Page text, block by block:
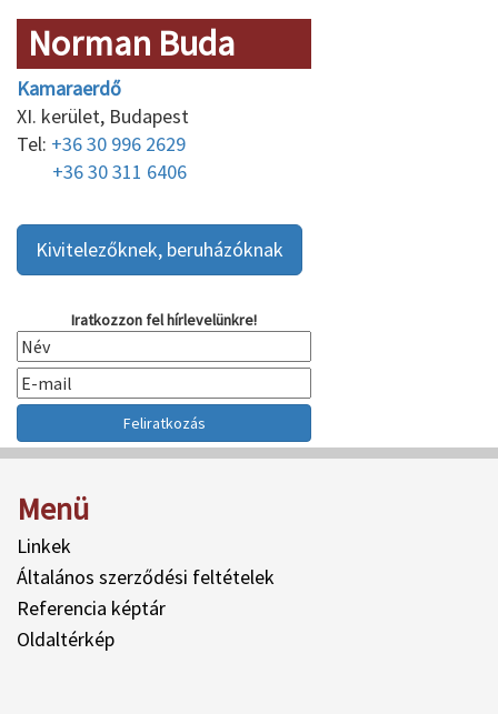
Norman Buda
Kamaraerdő
XI. kerület, Budapest
Tel: +36 30 996 2629
+36 30 311 6406
Kivitelezőknek, beruházóknak
Iratkozzon fel hírlevelünkre!
Menü
Linkek
Általános szerződési feltételek
Referencia képtár
Oldaltérkép